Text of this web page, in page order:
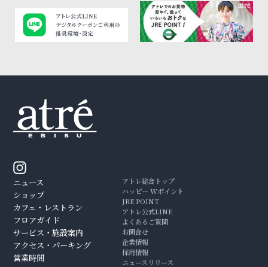
ニュース
ショップ
カフェ・レストラン
フロアガイド
サービス・施設案内
アクセス・パーキング
営業時間
アトレ総合トップ
ハッピー Wポイント
JRE POINT
アトレ公式LINE
よくあるご質問
お問合せ
企業情報
採用情報
ニュースリリース